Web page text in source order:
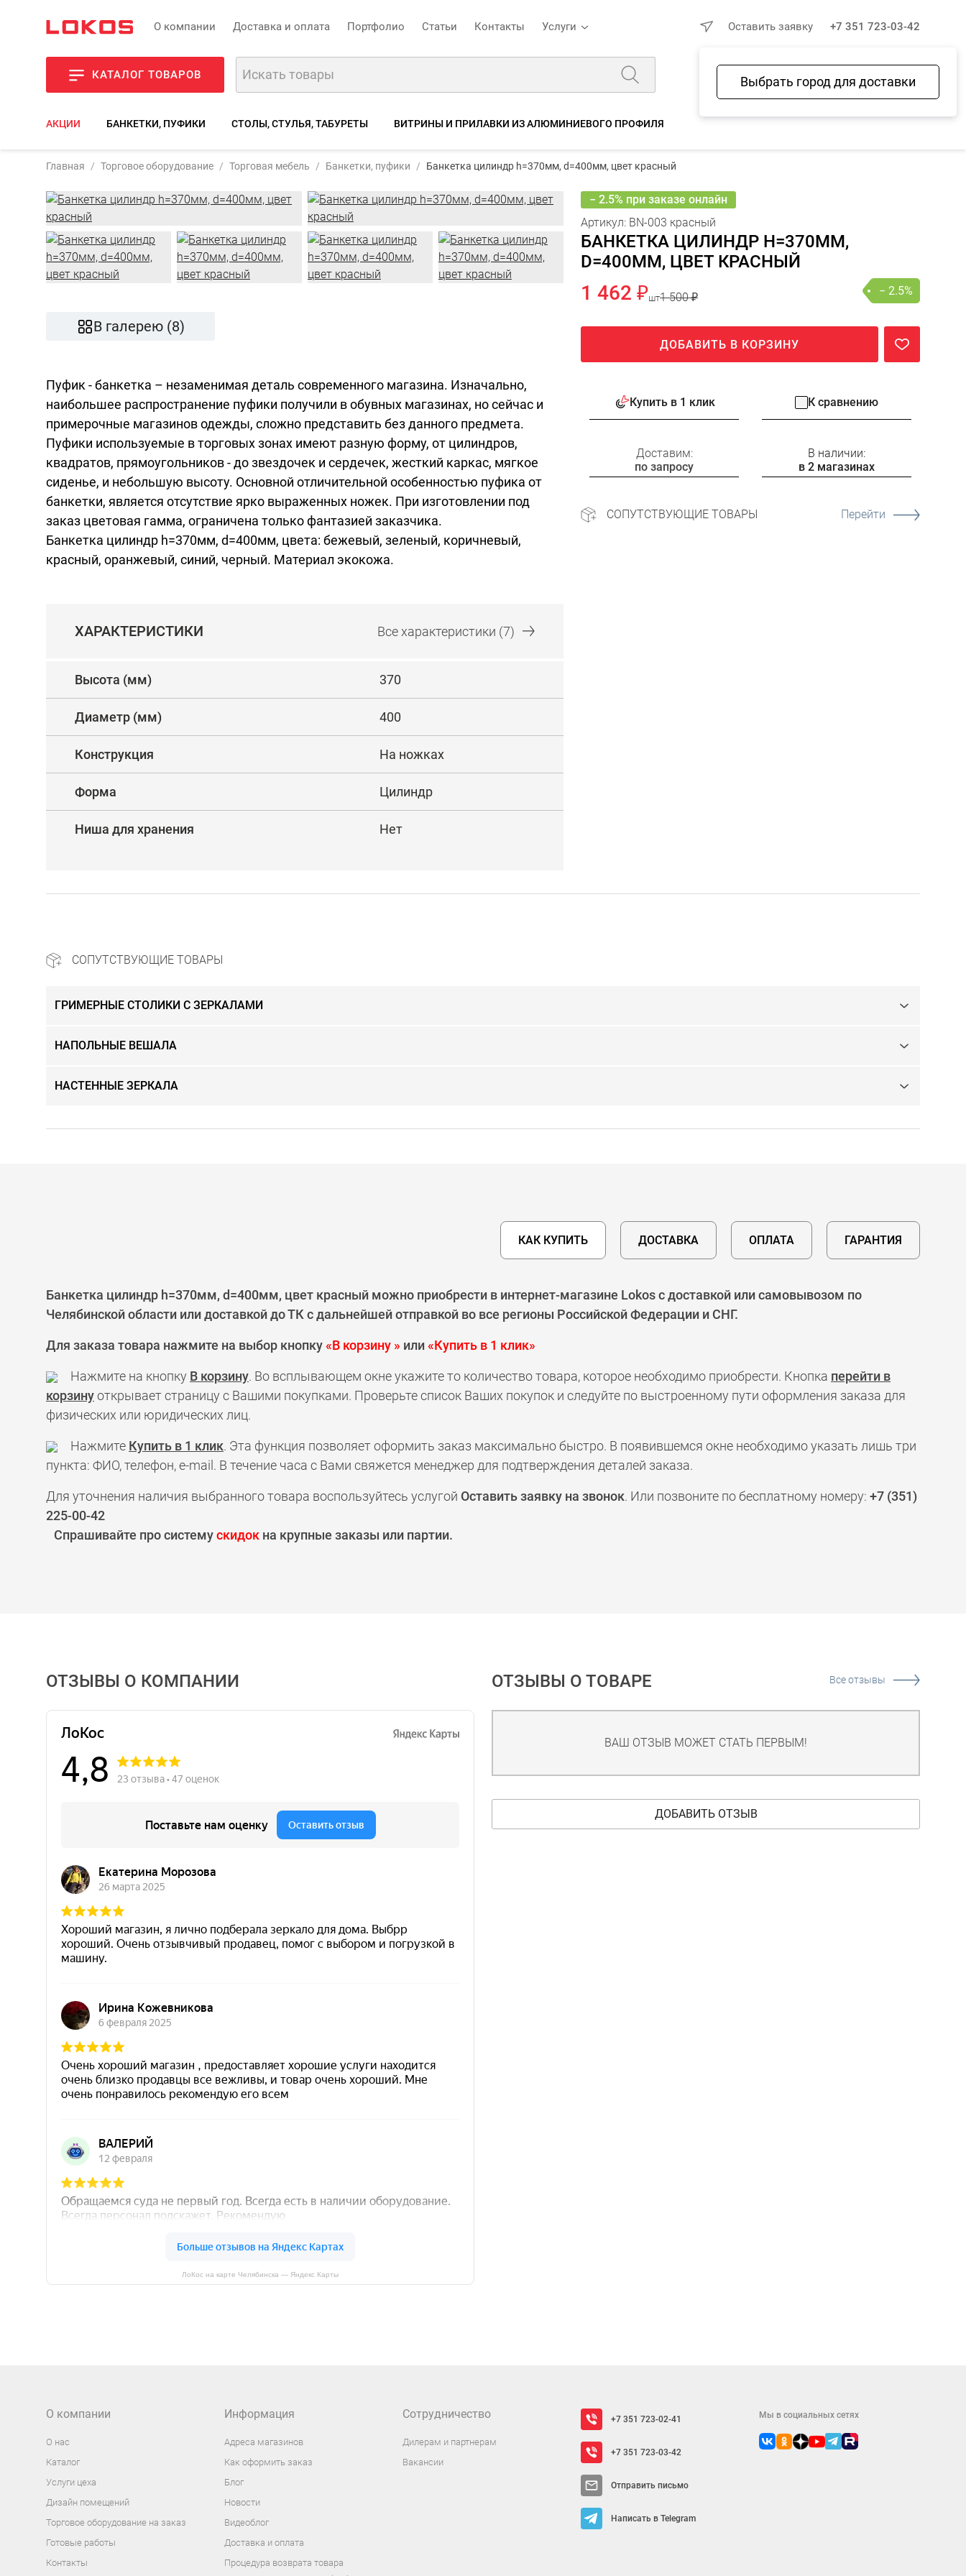
О компании Доставка и оплата Портфолио Статьи Контакты Услуги
Выбрать город для доставки
Оставить заявку +7 351 723-03-42
КАТАЛОГ ТОВАРОВ
Избранное Сравнение Корзина
АКЦИИ БАНКЕТКИ, ПУФИКИ СТОЛЫ, СТУЛЬЯ, ТАБУРЕТЫ ВИТРИНЫ И ПРИЛАВКИ ИЗ АЛЮМИНИЕВОГО ПРОФИЛЯ
Банкетка цилиндр h=370мм, d=400мм, цвет красный 1 462 ₽
Главная Торговое оборудование Торговая мебель Банкетки, пуфики Банкетка цилиндр h=370мм, d=400мм, цвет красный
В галерею (8)
Пуфик - банкетка – незаменимая деталь современного магазина. Изначально,
наибольшее распространение пуфики получили в обувных магазинах, но сейчас и
примерочные магазинов одежды, сложно представить без данного предмета.
Пуфики используемые в торговых зонах имеют разную форму, от цилиндров,
квадратов, прямоугольников - до звездочек и сердечек, жесткий каркас, мягкое
сиденье, и небольшую высоту. Основной отличительной особенностью пуфика от
банкетки, является отсутствие ярко выраженных ножек. При изготовлении под
заказ цветовая гамма, ограничена только фантазией заказчика.
Банкетка цилиндр h=370мм, d=400мм, цвета: бежевый, зеленый, коричневый,
красный, оранжевый, синий, черный. Материал экокожа.
ХАРАКТЕРИСТИКИ Всехарактеристики (7)
Высота (мм) 370
Диаметр (мм) 400
Конструкция На ножках
Форма Цилиндр
Ниша для хранения Нет
− 2.5% при заказе онлайн
Артикул: BN-003 красный
БАНКЕТКА ЦИЛИНДР H=370ММ,
D=400ММ, ЦВЕТ КРАСНЫЙ
1 462 ₽шт1 500 ₽ − 2.5%
ДОБАВИТЬ В КОРЗИНУ
Купить в 1 клик К сравнению
Доставим:
по запросу
В наличии:
в 2 магазинах
СОПУТСТВУЮЩИЕ ТОВАРЫ Перейти
СОПУТСТВУЮЩИЕ ТОВАРЫ
ГРИМЕРНЫЕ СТОЛИКИ С ЗЕРКАЛАМИ
НАПОЛЬНЫЕ ВЕШАЛА
НАСТЕННЫЕ ЗЕРКАЛА
КАК КУПИТЬ ДОСТАВКА ОПЛАТА ГАРАНТИЯ
Банкетка цилиндр h=370мм, d=400мм, цвет красный можно приобрести в интернет-магазине Lokos с доставкой или самовывозом по
Челябинской области или доставкой до ТК с дальнейшей отправкой во все регионы Российской Федерации и СНГ.
Для заказа товара нажмите на выбор кнопку«В корзину » или«Купить в 1 клик»
Нажмите на кнопку В корзину. Во всплывающем окне укажите то количество товара, которое необходимо приобрести. Кнопка перейти в
корзинуоткрывает страницу с Вашими покупками. Проверьте список Ваших покупок и следуйте по выстроенному пути оформления заказа для
физических или юридических лиц.
Нажмите Купить в 1 клик. Эта функция позволяет оформить заказ максимально быстро. В появившемся окне необходимо указать лишь три
пункта: ФИО, телефон, e-mail. В течение часа с Вами свяжется менеджер для подтверждения деталей заказа.
Для уточнения наличия выбранного товара воспользуйтесь услугой Оставить заявку на звонок. Или позвоните по бесплатному номеру: +7 (351)
225-00-42
Спрашивайте про системускидок на крупные заказы или партии.
ОТЗЫВЫ О КОМПАНИИ
ЛоКос на карте Челябинска — Яндекс Карты
ОТЗЫВЫ О ТОВАРЕ Все отзывы
ВАШ ОТЗЫВ МОЖЕТ СТАТЬ ПЕРВЫМ!
ДОБАВИТЬ ОТЗЫВ
О компании
О нас
Каталог
Услуги цеха
Дизайн помещений
Торговое оборудование на заказ
Готовые работы
Контакты
Информация
Адреса магазинов
Как оформить заказ
Блог
Новости
Видеоблог
Доставка и оплата
Процедура возврата товара
Сотрудничество
Дилерам и партнерам
Вакансии
+7 351 723-02-41
+7 351 723-03-42
Отправить письмо
Написать в Telegram
Мы в социальных сетях